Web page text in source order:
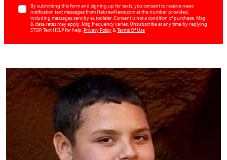
By submitting this form and signing up for texts, you consent to receive news
notification text messages from HebrewNews.com at the number provided,
including messages sent by autodialer. Consent is not a condition of purchase. Msg
& data rates may apply. Msg frequency varies. Unsubscribe at any time by replying
STOP. Text HELP for help. Privacy Policy& Terms Of Use